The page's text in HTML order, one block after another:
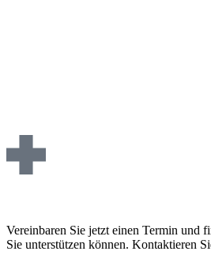
Vereinbaren Sie jetzt einen Termin und
Sie unterstützen können. Kontaktieren